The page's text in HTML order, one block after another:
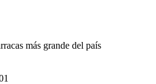
más grande del país